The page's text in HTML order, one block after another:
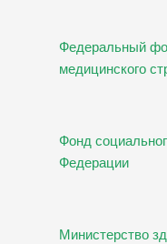
Федеральный
медицинского
Фонд
Федерации
Министерство